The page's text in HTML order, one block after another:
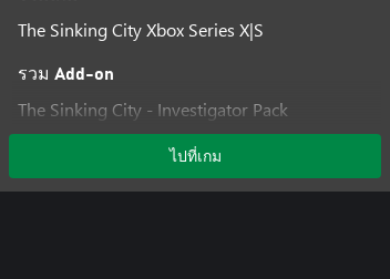
The Sinking City Xbox Series X|S
รวม Add-on
The Sinking City - Investigator Pack
The Sinking City - Merciful Madness
The Sinking City - Worshippers of the
Necronomicon
ไปที่เกม